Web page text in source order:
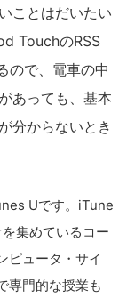
ことはだいたい
TouchのRSS
ので、電車の中
あっても、基本
分からないとき
Uです。iTune
集めているコー
ピュータ・サイ
専門的な授業も